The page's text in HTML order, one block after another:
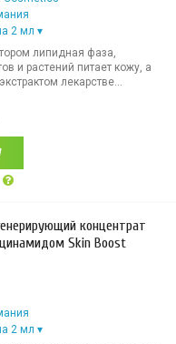
2 мл
липидная фаза,
и растений питает кожу, а
лекарстве...
концентрат
Skin Boost
2 мл